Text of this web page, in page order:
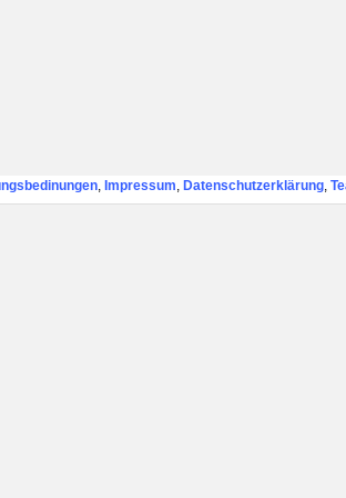
, Impressum, Datenschutzerklärung,